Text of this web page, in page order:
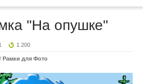
"На опушке"
1 200
/ Рамки для Фото